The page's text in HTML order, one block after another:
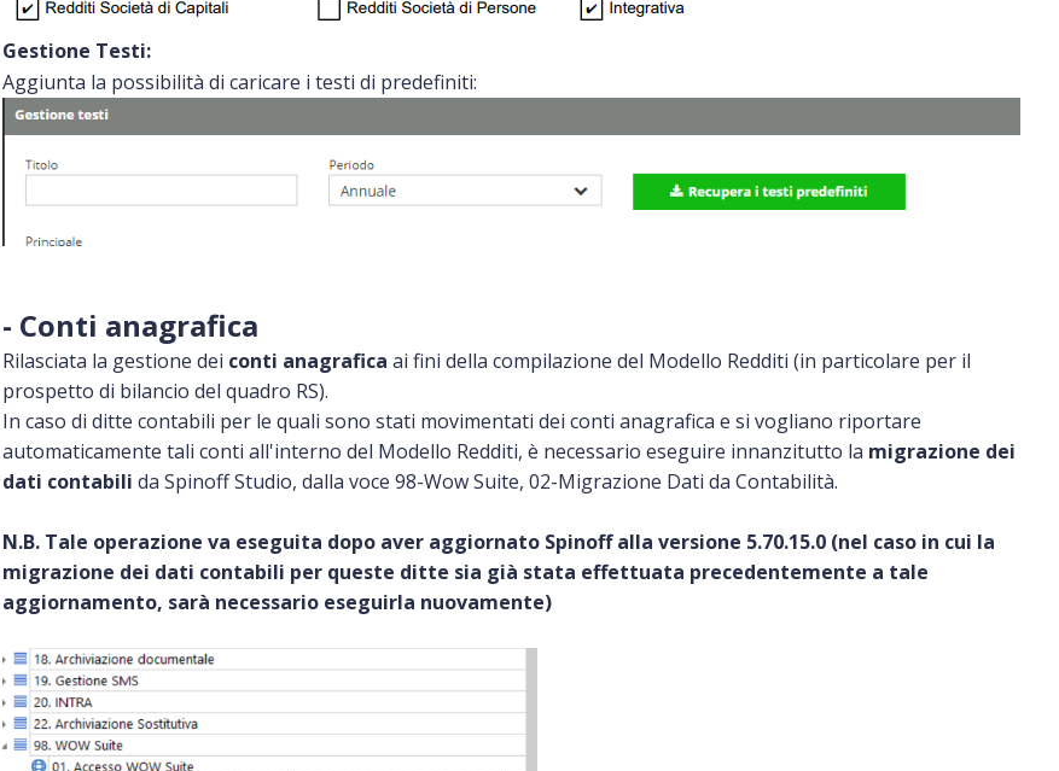
Gestione Testi:
Aggiunta la possibilità di caricare i testi di predefiniti:
- Conti anagrafica
Rilasciata la gestione dei conti anagrafica ai fini della compilazione del Modello Redditi (in particolare per il
prospetto di bilancio del quadro RS).
In caso di ditte contabili per le quali sono stati movimentati dei conti anagrafica e si vogliano riportare
automaticamente tali conti all'interno del Modello Redditi, è necessario eseguire innanzitutto la migrazione dei
dati contabili da Spinoff Studio, dalla voce 98-Wow Suite, 02-Migrazione Dati da Contabilità.
N.B. Tale operazione va eseguita dopo aver aggiornato Spinoff alla versione 5.70.15.0 (nel caso in cui la
migrazione dei dati contabili per queste ditte sia già stata effettuata precedentemente a tale
aggiornamento, sarà necessario eseguirla nuovamente)